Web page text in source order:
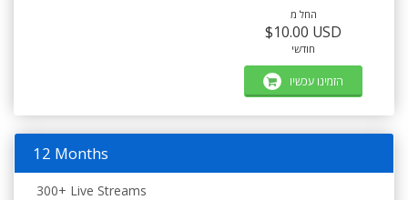
החל מ
$10.00 USD
חודשי
הזמינו עכשיו
12 Months
300+ Live Streams